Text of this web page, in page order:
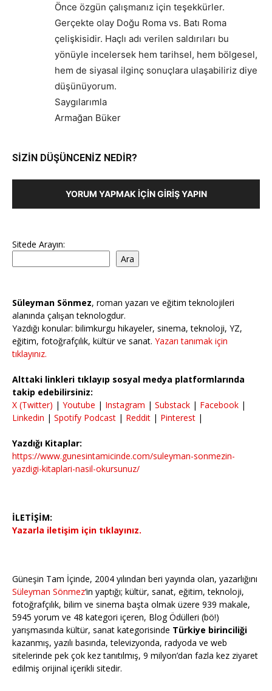
Önce özgün çalışmanız için teşekkürler.
Gerçekte olay Doğu Roma vs. Batı Roma
çelişkisidir. Haçlı adı verilen saldırıları bu
yönüyle incelersek hem tarihsel, hem bölgesel,
hem de siyasal ilginç sonuçlara ulaşabiliriz diye
düşünüyorum.
Saygılarımla
Armağan Büker
SİZİN DÜŞÜNCENİZ NEDİR?
YORUM YAPMAK İÇIN GIRIŞ YAPIN
Sitede Arayın:
Ara
Süleyman Sönmez, roman yazarı ve eğitim teknolojileri
alanında çalışan teknologdur.
Yazdığı konular: bilimkurgu hikayeler, sinema, teknoloji, YZ,
eğitim, fotoğrafçılık, kültür ve sanat. Yazarı tanımak için
tıklayınız.
Alttaki linkleri tıklayıp sosyal medya platformlarında
takip edebilirsiniz:
X (Twitter) | Youtube | Instagram | Substack | Facebook |
Linkedin | Spotify Podcast | Reddit | Pinterest |
Yazdığı Kitaplar:
https://www.gunesintamicinde.com/suleyman-sonmezin-
yazdigi-kitaplari-nasil-okursunuz/
İLETİŞİM:
Yazarla iletişim için tıklayınız.
Güneşin Tam İçinde, 2004 yılından beri yayında olan, yazarlığını
Süleyman Sönmez‘in yaptığı; kültür, sanat, eğitim, teknoloji,
fotoğrafçılık, bilim ve sinema başta olmak üzere 939 makale,
5945 yorum ve 48 kategori içeren, Blog Ödülleri (bö!)
yarışmasında kültür, sanat kategorisinde Türkiye birinciliği
kazanmış, yazılı basında, televizyonda, radyoda ve web
sitelerinde pek çok kez tanıtılmış, 9 milyon’dan fazla kez ziyaret
edilmiş orijinal içerikli sitedir.